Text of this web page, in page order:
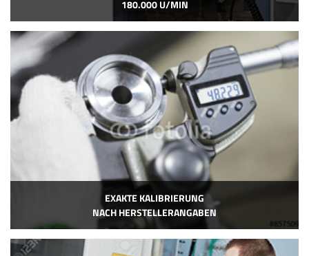
180.000 U/MIN
EXAKTE KALIBRIERUNG
NACH HERSTELLERANGABEN